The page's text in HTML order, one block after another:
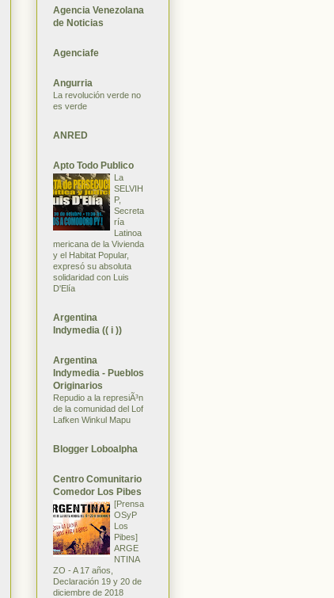
Agencia Venezolana
de Noticias
Agenciafe
Angurria
La revolución verde no
es verde
ANRED
Apto Todo Publico
La
SELVIH
P,
Secreta
ría
Latinoa
mericana de la Vivienda
y el Habitat Popular,
expresó su absoluta
solidaridad con Luis
D'Elía
Argentina
Indymedia (( i ))
Argentina
Indymedia - Pueblos
Originarios
Repudio a la represiÃ³n
de la comunidad del Lof
Lafken Winkul Mapu
Blogger Loboalpha
Centro Comunitario
Comedor Los Pibes
[Prensa
OSyP
Los
Pibes]
ARGE
NTINA
ZO - A 17 años,
Declaración 19 y 20 de
diciembre de 2018